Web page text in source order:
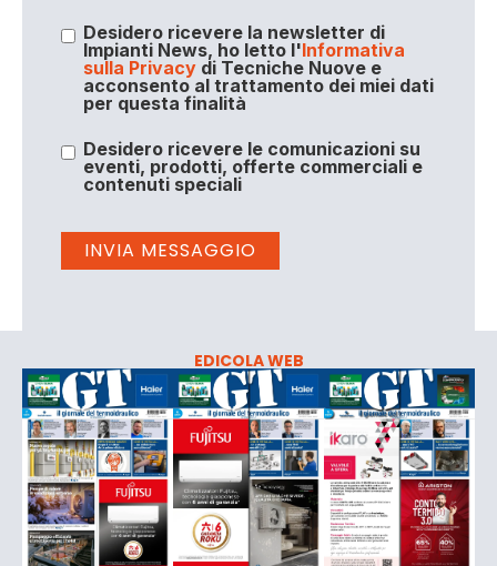
Desidero ricevere la newsletter di
Impianti News, ho letto l'Informativa
sulla Privacydi Tecniche Nuove e
acconsento al trattamento dei miei dati
per questa finalità
Desidero ricevere le comunicazioni su
eventi, prodotti, offerte commerciali e
contenuti speciali
EDICOLA WEB